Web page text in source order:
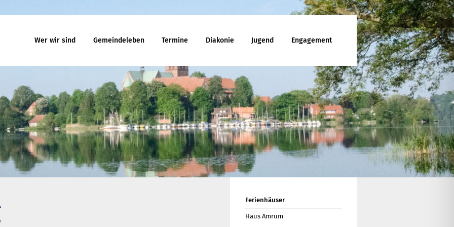
Wer wir sind Gemeindeleben Termine Diakonie Jugend Engagement
und Kooperationen
Termine
Gottesdienst
Veranstaltungen
Reisen
Jugend
Familiengottesdienst
Konfirmandenunterricht
Konfi-Rookies
Kinder- und Jugendfreizeiten
Ehrenamtliche Mitarbeit
aus Minsk
Ferienhäuser
Gemeindeblatt
Ferienhäuser
Haus Amrum